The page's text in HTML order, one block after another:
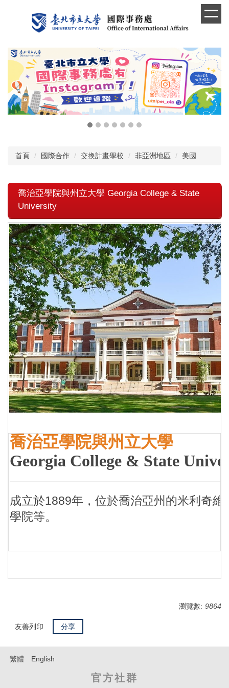
內
容
首頁 國際合作 交換計畫學校 非亞洲地區 美國
喬治亞學院與州立大學 Georgia College & State
University
喬治亞學院與州立大學
Georgia College & State
成立於1889年，位於喬治亞州的米利奇
學院等。
瀏覽數: 9864
友善列印 分享
繁體 English
官方社群